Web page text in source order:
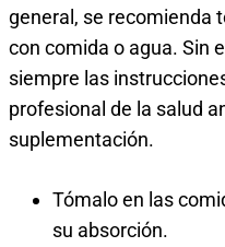
general, se recomienda
con comida o agua. Sin
siempre las
profesional de la salud
suplementación.
Tómalo en las
su absorción.